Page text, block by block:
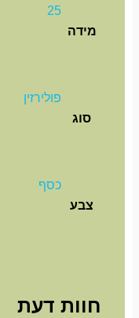
מידה
סוג
פולירזין
צבע
כסף
חוות דעת